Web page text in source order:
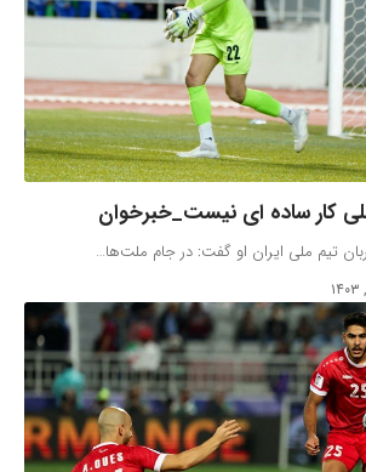
کار ساده ای نیست_خبرخوان
تیم ملی ایران او گفت: در جام ملت‌ها…